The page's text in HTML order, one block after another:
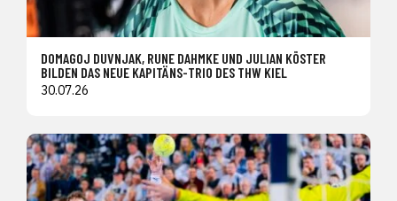
DOMAGOJ DUVNJAK, RUNE DAHMKE UND JULIAN KÖSTER
BILDEN DAS NEUE KAPITÄNS-TRIO DES THW KIEL
30.07.26